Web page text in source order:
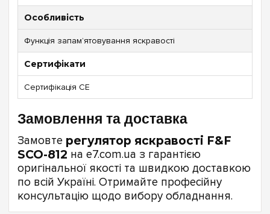
Особливість
Функція запам’ятовування яскравості
Сертифікати
Сертифікація CE
Замовлення та доставка
Замовте регулятор яскравості F&F
SCO-812 на e7.com.ua з гарантією
оригінальної якості та швидкою доставкою
по всій Україні. Отримайте професійну
консультацію щодо вибору обладнання.